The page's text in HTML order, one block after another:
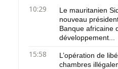
10:29
Le mauritanien
nouveau
Banque africaine
développement...
15:58
L’opération de
chambres